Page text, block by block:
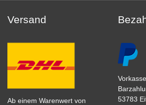
Versand
Ab einem Warenwert von
Vorkasse
53783